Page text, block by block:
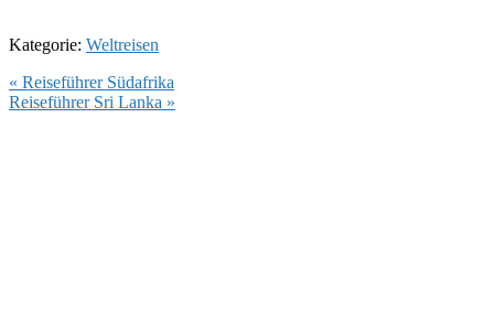
Kategorie: Weltreisen
Vorheriger
Beitrag:
« Reiseführer Südafrika
Nächster
Reiseführer Sri Lanka »